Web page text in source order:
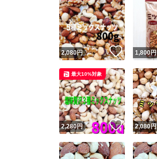
2,080円 いいね！
1,800円
2,280円 いいね！
最大10%対象
2,080円